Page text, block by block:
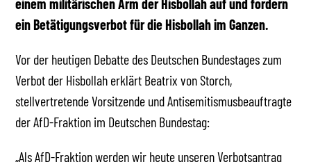
einem militärischen Arm der Hisbollah auf und fordern
ein Betätigungsverbot für die Hisbollah im Ganzen.
Vor der heutigen Debatte des Deutschen Bundestages zum
Verbot der Hisbollah erklärt Beatrix von Storch,
stellvertretende Vorsitzende und Antisemitismusbeauftragte
der AfD-Fraktion im Deutschen Bundestag:
„Als AfD-Fraktion werden wir heute unseren Verbotsantrag